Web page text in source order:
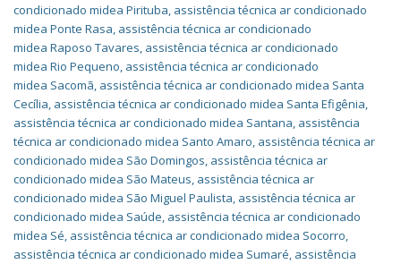
condicionado midea Pirituba, assistência técnica ar condicionado
midea Ponte Rasa, assistência técnica ar condicionado
midea Raposo Tavares, assistência técnica ar condicionado
midea Rio Pequeno, assistência técnica ar condicionado
midea Sacomã, assistência técnica ar condicionado midea Santa
Cecília, assistência técnica ar condicionado midea Santa Efigênia,
assistência técnica ar condicionado midea Santana, assistência
técnica ar condicionado midea Santo Amaro, assistência técnica ar
condicionado midea São Domingos, assistência técnica ar
condicionado midea São Mateus, assistência técnica ar
condicionado midea São Miguel Paulista, assistência técnica ar
condicionado midea Saúde, assistência técnica ar condicionado
midea Sé, assistência técnica ar condicionado midea Socorro,
assistência técnica ar condicionado midea Sumaré, assistência